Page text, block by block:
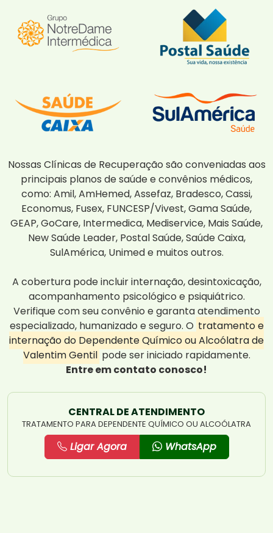
Nossas Clínicas de Recuperação são conveniadas aos
principais planos de saúde e convênios médicos,
como: Amil, AmHemed, Assefaz, Bradesco, Cassi,
Economus, Fusex, FUNCESP/Vivest, Gama Saúde,
GEAP, GoCare, Intermedica, Mediservice, Mais Saúde,
New Saúde Leader, Postal Saúde, Saúde Caixa,
SulAmérica, Unimed e muitos outros.
A cobertura pode incluir internação, desintoxicação,
acompanhamento psicológico e psiquiátrico.
Verifique com seu convênio e garanta atendimento
especializado, humanizado e seguro. O tratamento e
internação do Dependente Químico ou Alcoólatra de
Valentim Gentil pode ser iniciado rapidamente.
Entre em contato conosco!
CENTRAL DE ATENDIMENTO
TRATAMENTO PARA DEPENDENTE QUÍMICO OU ALCOÓLATRA
Ligar Agora WhatsApp